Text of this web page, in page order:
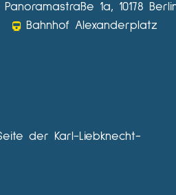
Panoramastraße 1a, 10178
Bahnhof Alexanderplatz
der Karl-Liebknecht-